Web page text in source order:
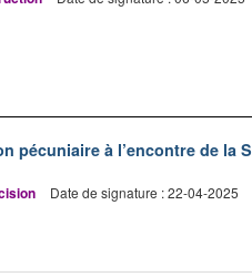
à l’encontre de la
Date de signature : 22-04-2025